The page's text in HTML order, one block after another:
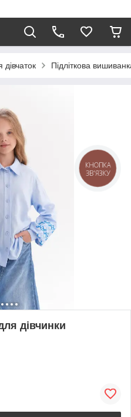
Підліткова
дівчинки
КНОПКА
ЗВ'ЯЗКУ